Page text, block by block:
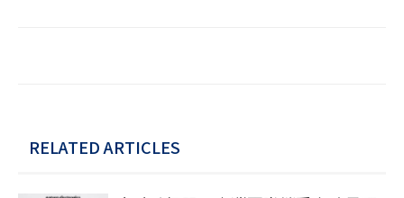
RELATED ARTICLES